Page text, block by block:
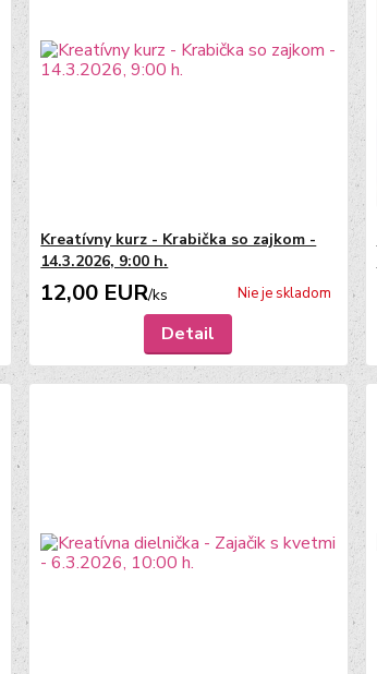
Kreatívny kurz - Krabička so zajkom -
14.3.2026, 9:00 h.
12,00 EUR/ks Nie je skladom
Detail